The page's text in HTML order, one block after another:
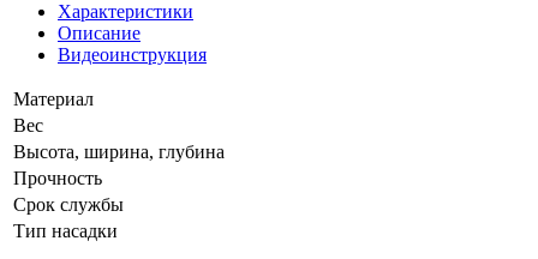
Характеристики
Описание
Видеоинструкция
Материал
Вес
Высота, ширина, глубина
Прочность
Срок службы
Тип насадки